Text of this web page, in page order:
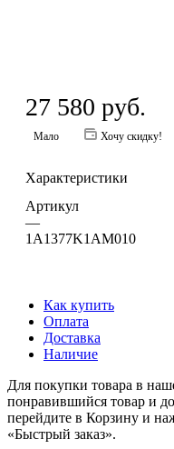
27 580 руб.
Мало Хочу скидку!
Характеристики
Артикул
—
1A1377K1AM010
Как купить
Оплата
Доставка
Наличие
Для покупки товара в
понравившийся товар и
перейдите в Корзину и
«Быстрый заказ».